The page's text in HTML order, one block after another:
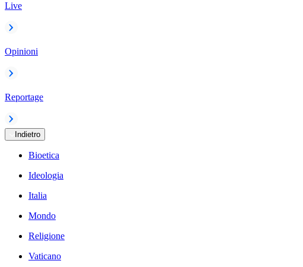
Live
Opinioni
Reportage
Indietro
Bioetica
Ideologia
Italia
Mondo
Religione
Vaticano